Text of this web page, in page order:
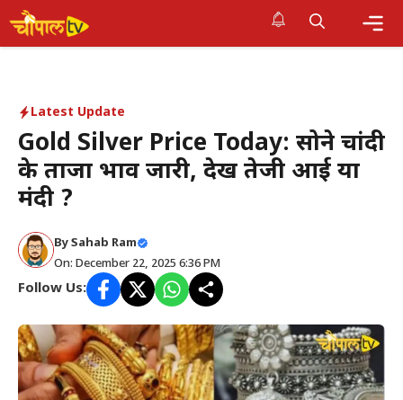
Skip
to
Latest Update
Gold Silver Price Today: सोने चांदी
के ताजा भाव जारी, देखें तेजी आई या
मंदी ?
By Sahab Ram
On: December 22, 2025 6:36 PM
Follow Us: